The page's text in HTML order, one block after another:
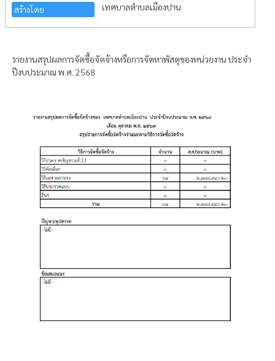
สร้างโดย เทศบาลตำบลเมืองปาน
รายงานสรุปผลการจัดซื้อจัดจ้างหรือการจัดหาพัสดุของหน่วยงาน ประจำ
ปีงบประมาณ พ.ศ. 2568